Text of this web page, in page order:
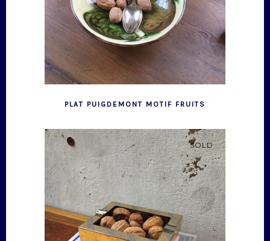
PLAT PUIGDEMONT MOTIF FRUITS
SOLD